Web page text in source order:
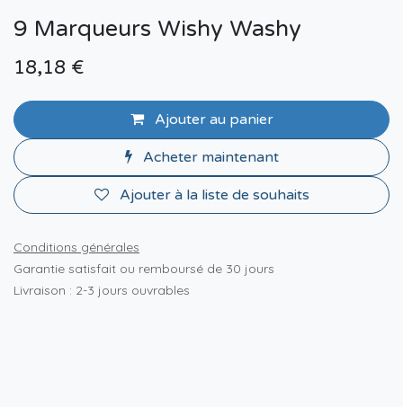
9 Marqueurs Wishy Washy
18,18 €
Ajouter au panier
Acheter maintenant
Ajouter à la liste de souhaits
Conditions générales
Garantie satisfait ou remboursé de 30 jours
Livraison : 2-3 jours ouvrables